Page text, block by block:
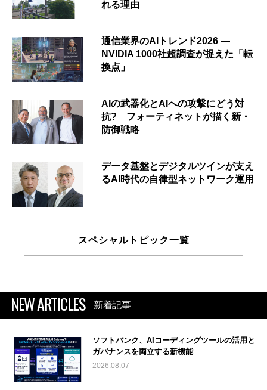
れる理由
通信業界のAIトレンド2026 ―
NVIDIA 1000社超調査が捉えた「転
換点」
AIの武器化とAIへの攻撃にどう対
抗? フォーティネットが描く新・
防御戦略
データ基盤とデジタルツインが支え
るAI時代の自律型ネットワーク運用
スペシャルトピック一覧
NEW ARTICLES 新着記事
ソフトバンク、AIコーディングツールの活用と
ガバナンスを両立する新機能
2026.08.07